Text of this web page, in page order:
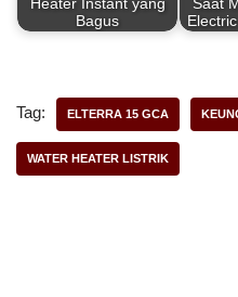
Heater Instant yang
Bagus
Saat
Tag: ELTERRA 15 GCA
WATER HEATER LISTRIK